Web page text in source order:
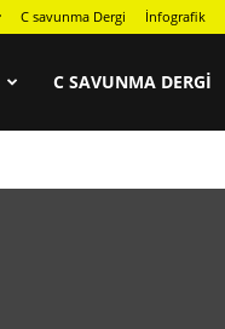
C savunma Dergi İnfografik
C SAVUNMA DERGI